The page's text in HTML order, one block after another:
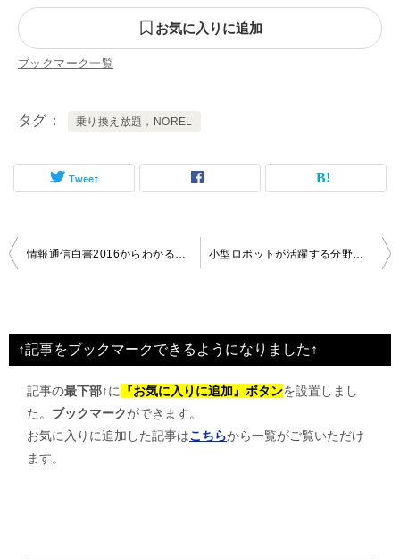
お気に入りに追加
ブックマーク一覧
タグ 乗り換え放題，NOREL
Tweet
投
ビ
ゲ
情報通信白書2016からわかること 小型ロボットが活躍する分野とは
↑記事をブックマークできるようになりました↑
記事の最下部↑に 『お気に入りに追加』ボタンを設置しまし
た。 ブックマークができます。
お気に入りに追加した記事はこちらから一覧がご覧いただけ
ます。